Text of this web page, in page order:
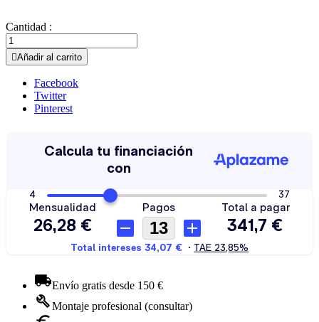
Cantidad :
Añadir al carrito
Facebook
Twitter
Pinterest
Envío gratis desde 150 €
Montaje profesional (consultar)